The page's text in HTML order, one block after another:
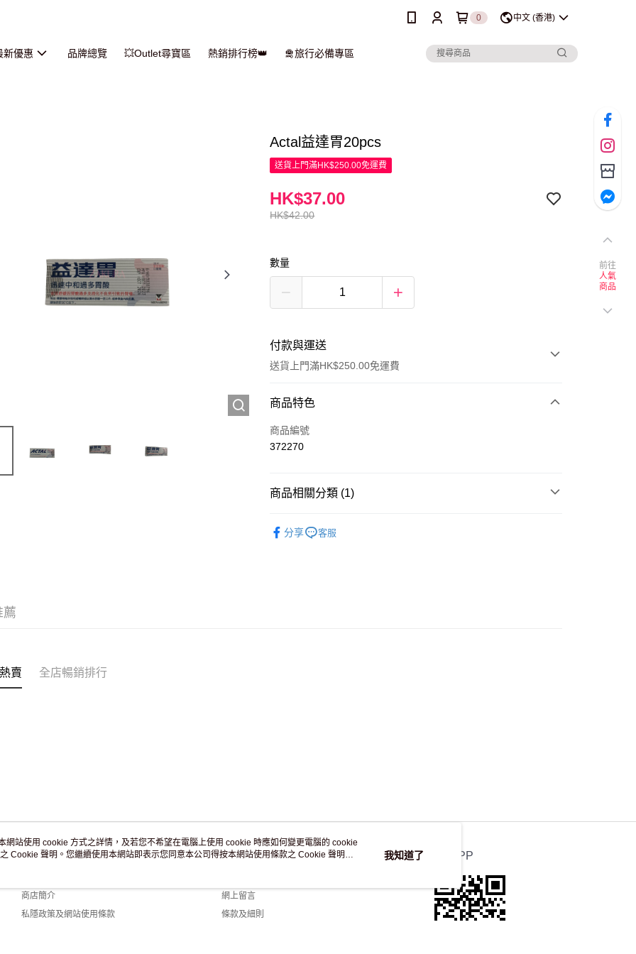
0 中文 (香港)
新優惠 品牌總覽 💥Outlet尋寶區 熱銷排行榜👑 🛅旅行必備專區
Actal益達胃20pcs
送貨上門滿HK$250.00免運費
HK$42.00
HK$37.00
數量
付款與運送
送貨上門滿HK$250.00免運費
付款方式
信用卡
商品特色
商品編號
372270
商品相關分類 (1)
分享
客服
薦
賣 全店暢銷排行
關於我們
商店簡介
私隱政策及網站使用條款
客戶服務
網上留言
條款及細則
官方APP
前往
人氣
商品
網站使用 cookie 方式之詳情，及若您不希望在電腦上使用 cookie 時應如何變更電腦的 cookie
Cookie 聲明。您繼續使用本網站即表示您同意本公司得按本網站使用條款之 Cookie 聲明使
我知道了